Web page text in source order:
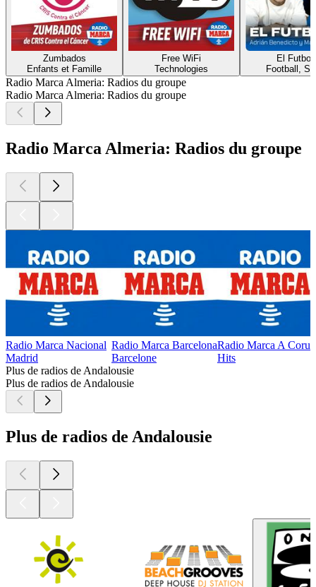
Zumbados
Enfants et Famille
Free WiFi
Technologies
El
Football,
Radio Marca Almeria: Radios du groupe
Radio Marca Almeria: Radios du groupe
Radio Marca Almeria: Radios du groupe
Radio Marca Nacional
Madrid
Radio Marca Barcelona
Barcelone
Radio Marca A
Hits
Plus de radios de Andalousie
Plus de radios de Andalousie
Plus de radios de Andalousie